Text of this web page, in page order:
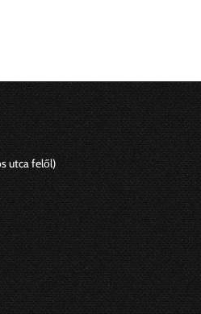
utca felől)